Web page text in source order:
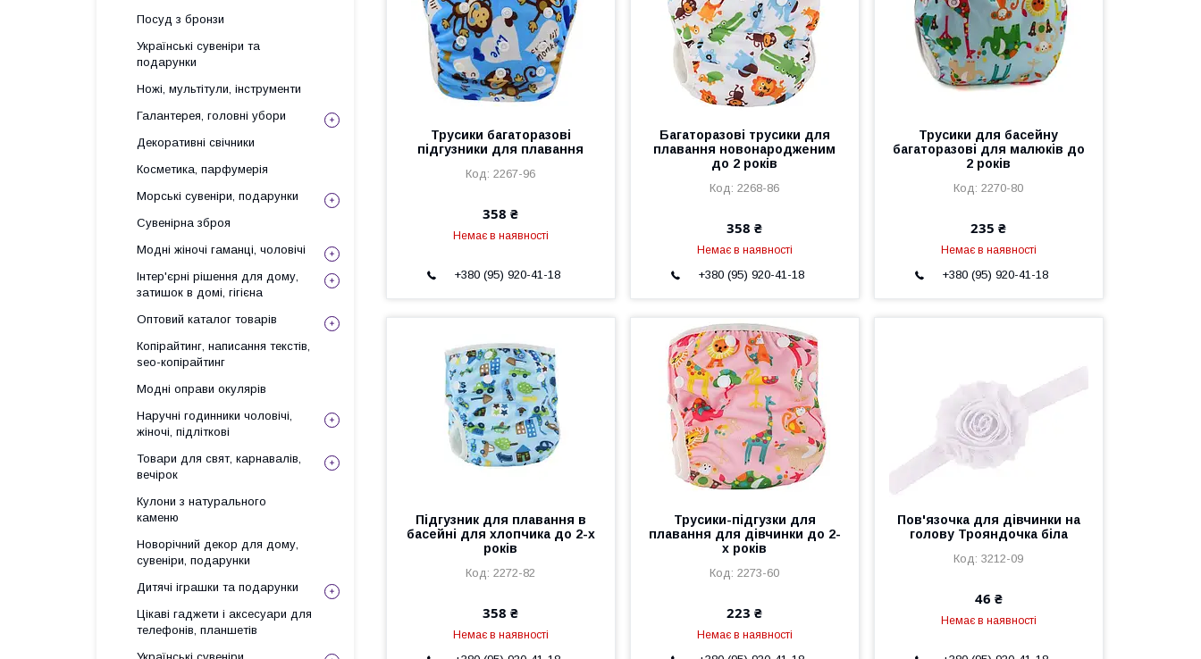
Трусики багаторазові
підгузники для плавання
2267-96
358 ₴
Немає в наявності
+380 (95) 920-41-18
Багаторазові трусики для
плавання новонародженим
до 2 років
2268-86
358 ₴
Немає в наявності
+380 (95) 920-41-18
Трусики для басейну
багаторазові для малюків до
2 років
2270-80
235 ₴
Немає в наявності
+380 (95) 920-41-18
Підгузник для плавання в
басейні для хлопчика до 2-х
років
2272-82
358 ₴
Немає в наявності
Трусики-підгузки для
плавання для дівчинки до 2-
х років
2273-60
223 ₴
Немає в наявності
Пов'язочка для дівчинки на
голову Трояндочка біла
3212-09
46 ₴
Немає в наявності
Посуд з бронзи
Українські сувеніри та
подарунки
Ножі, мультітули, інструменти
Галантерея, головні убори
Декоративні свічники
Косметика, парфумерія
Морські сувеніри, подарунки
Сувенірна зброя
Модні жіночі гаманці, чоловічі
Інтер'єрні рішення для дому,
затишок в домі, гігієна
Оптовий каталог товарів
Копірайтинг, написання текстів,
seo-копірайтинг
Модні оправи окулярів
Наручні годинники чоловічі,
жіночі, підліткові
Товари для свят, карнавалів,
вечірок
Кулони з натурального
каменю
Новорічний декор для дому,
сувеніри, подарунки
Дитячі іграшки та подарунки
Цікаві гаджети і аксесуари для
телефонів, планшетів